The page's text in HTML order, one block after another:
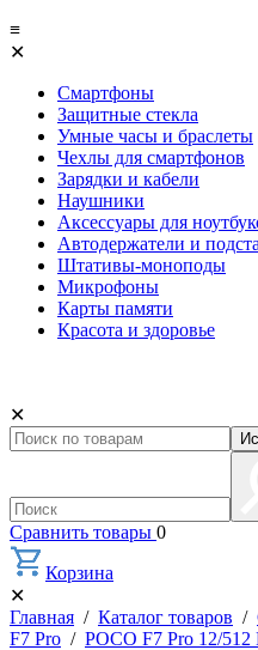
≡
✕
Смартфоны
Защитные стекла
Умные часы и браслеты
Чехлы для смартфонов
Зарядки и кабели
Наушники
Аксессуары для
Автодержатели и
Штативы-моноподы
Микрофоны
Карты памяти
Красота и здоровье
✕
Сравнить товары 0
Корзина
✕
Главная / Каталог товаров /
F7 Pro / POCO F7 Pro 12/